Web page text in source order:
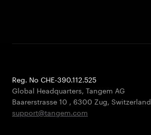
Reg. No CHE-390.112.525
Global Headquarters, Tangem AG
Baarerstrasse 10 , 6300 Zug, Switzerland
support@tangem.com